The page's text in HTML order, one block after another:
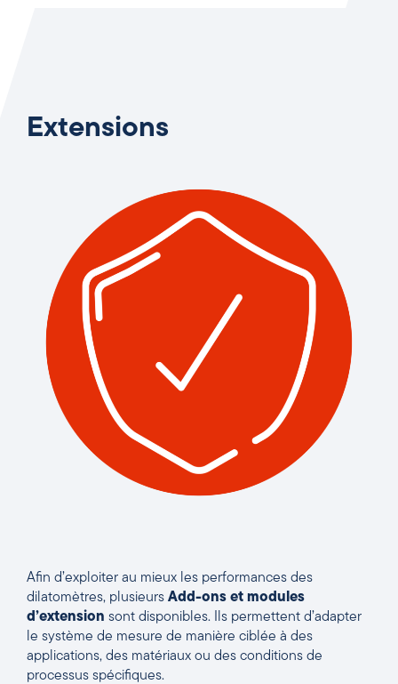
Extensions
Afin d’exploiter au mieux les performances des
dilatomètres, plusieurs Add-ons et modules
d’extension sont disponibles. Ils permettent d’adapter
le système de mesure de manière ciblée à des
applications, des matériaux ou des conditions de
processus spécifiques.